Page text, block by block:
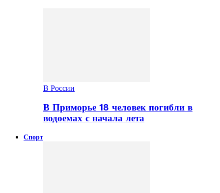
В России
В Приморье 18 человек погибли в
водоемах с начала лета
Спорт